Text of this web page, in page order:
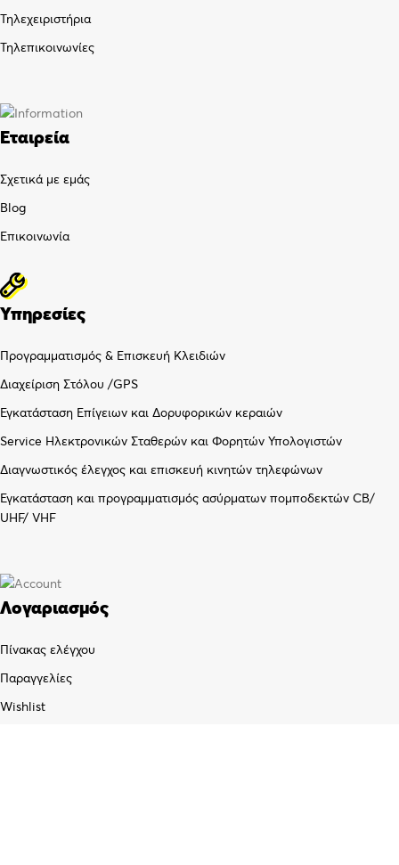
Τηλεχειριστήρια
Τηλεπικοινωνίες
Εταιρεία
Σχετικά με εμάς
Blog
Επικοινωνία
Υπηρεσίες
Προγραμματισμός & Επισκευή Κλειδιών
Διαχείριση Στόλου /GPS
Εγκατάσταση Επίγειων και Δορυφορικών κεραιών
Service Ηλεκτρονικών Σταθερών και Φορητών Υπολογιστών
Διαγνωστικός έλεγχος και επισκευή κινητών τηλεφώνων
Εγκατάσταση και προγραμματισμός ασύρματων πομποδεκτών CB/
UHF/ VHF
Λογαριασμός
Πίνακας ελέγχου
Παραγγελίες
Wishlist